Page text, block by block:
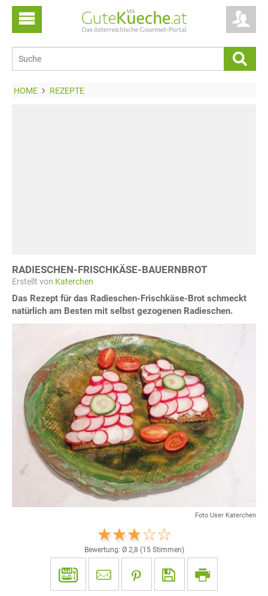
HOME REZEPTE
RADIESCHEN-FRISCHKÄSE-BAUERNBROT
Erstellt von Katerchen
Das Rezept für das Radieschen-Frischkäse-Brot schmeckt
natürlich am Besten mit selbst gezogenen Radieschen.
Foto User Katerchen
Bewertung: Ø 2,8 (15Stimmen)